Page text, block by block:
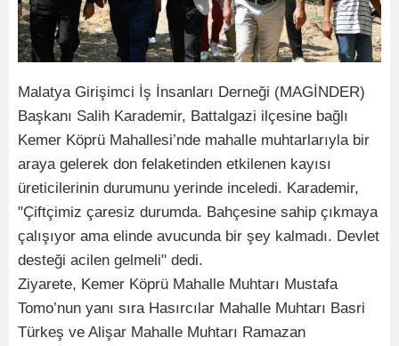
Malatya Girişimci İş İnsanları Derneği (MAGİNDER)
Başkanı Salih Karademir, Battalgazi ilçesine bağlı
Kemer Köprü Mahallesi’nde mahalle muhtarlarıyla bir
araya gelerek don felaketinden etkilenen kayısı
üreticilerinin durumunu yerinde inceledi. Karademir,
"Çiftçimiz çaresiz durumda. Bahçesine sahip çıkmaya
çalışıyor ama elinde avucunda bir şey kalmadı. Devlet
desteği acilen gelmeli" dedi.
Ziyarete, Kemer Köprü Mahalle Muhtarı Mustafa
Tomo’nun yanı sıra Hasırcılar Mahalle Muhtarı Basri
Türkeş ve Alişar Mahalle Muhtarı Ramazan